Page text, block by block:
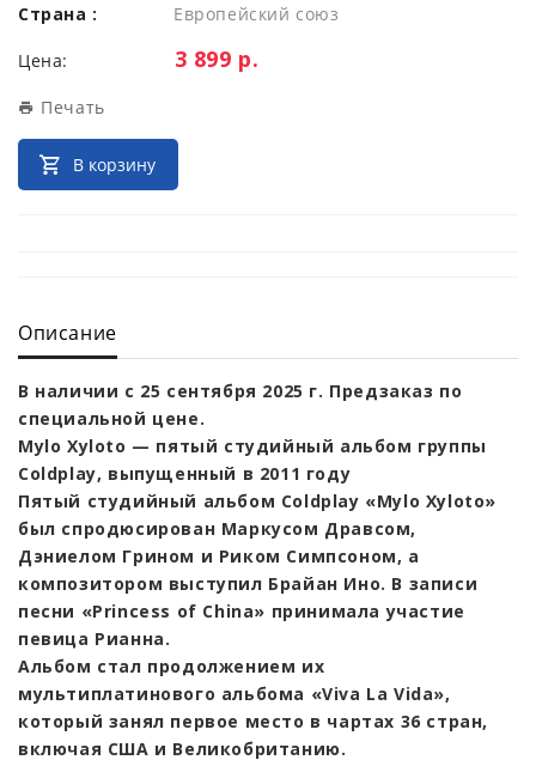
Страна :
Европейский союз
Цена: Цена:
3 899 р.
Печать
В корзину
Описание
В наличии с 25 сентября 2025 г. Предзаказ по
специальной цене.
Mylo Xyloto — пятый студийный альбом группы
Coldplay, выпущенный в 2011 году
Пятый студийный альбом Coldplay «Mylo Xyloto»
был спродюсирован Маркусом Дравсом,
Дэниелом Грином и Риком Симпсоном, а
композитором выступил Брайан Ино. В записи
песни «Princess of China» принимала участие
певица Рианна.
Альбом стал продолжением их
мультиплатинового альбома «Viva La Vida»,
который занял первое место в чартах 36 стран,
включая США и Великобританию.